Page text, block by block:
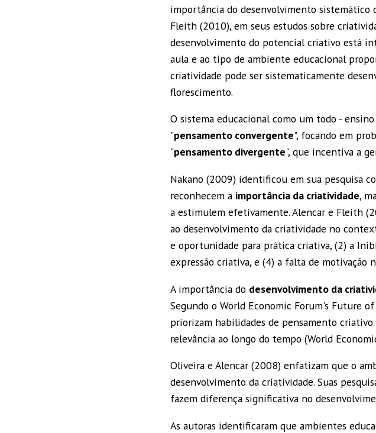
importância do desenvolvimento sistemático
Fleith (2010), em seus estudos sobre
desenvolvimento do potencial criativo está
aula e ao tipo de ambiente educacional
criatividade pode ser sistematicamente
florescimento.
O sistema educacional como um todo -
"pensamento convergente", focando em
"pensamento divergente", que incentiva a
Nakano (2009) identificou em sua pesquisa
reconhecem a importância da criatividade,
a estimulem efetivamente. Alencar e Fleith
ao desenvolvimento da criatividade no
e oportunidade para prática criativa, (2) a
expressão criativa, e (4) a falta de motivação
A importância do desenvolvimento da
Segundo o World Economic Forum's Future
priorizam habilidades de pensamento
relevância ao longo do tempo (World
Oliveira e Alencar (2008) enfatizam que o
desenvolvimento da criatividade. Suas
fazem diferença significativa no
As autoras identificaram que ambientes